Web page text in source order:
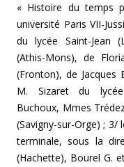
« Histoire du temps
université Paris VII-
du lycée Saint-Jean
(Athis-Mons), de
(Fronton), de Jacques
M. Sizaret du lycée
Buchoux, Mmes
(Savigny-sur-Orge) ; 3/
terminale, sous la
(Hachette), Bourel G.